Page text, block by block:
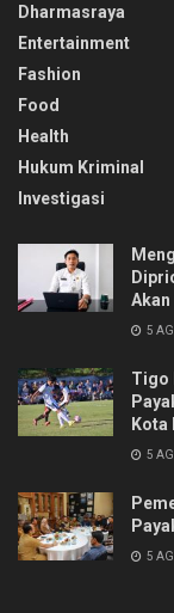
Dharmasraya
Entertainment
Fashion
Food
Health
Hukum Kriminal
Investigasi
Akan
5
Tigo
Kota
5
5